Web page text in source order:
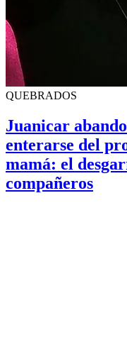
QUEBRADOS
Juanicar
enterarse del
mamá: el
compañeros